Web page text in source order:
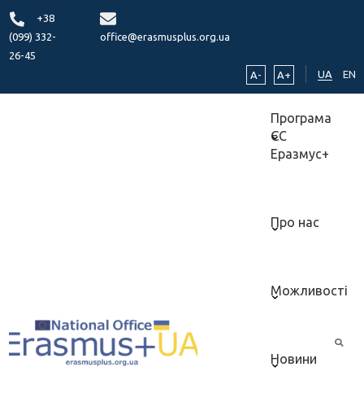
+38
(099) 332-
26-45
office@erasmusplus.org.ua
A- A+ UA EN
Програма
ЄС
Еразмус+
Про нас
Можливості
Новини